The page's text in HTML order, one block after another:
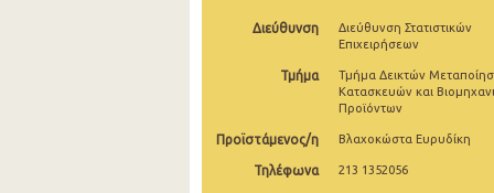
Αυγούστου 2025
Ιουλίου 2025
Ιουνίου 2025
Μαΐου 2025
Διεύθυνση
Διεύθυνση Στατιστικών
Επιχειρήσεων
Τμήμα
Τμήμα Δεικτών
Κατασκευών και
Προϊόντων
Προϊστάμενος/η Βλαχοκώστα Ευρυδίκη
Τηλέφωνα 213 1352056